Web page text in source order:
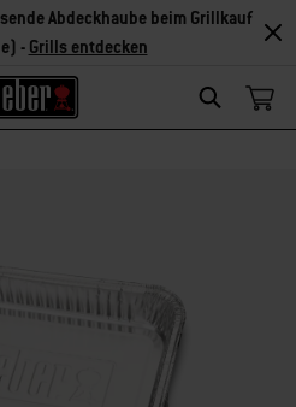
Search
Abdeckhaube beim Grillkauf
- Grills entdecken